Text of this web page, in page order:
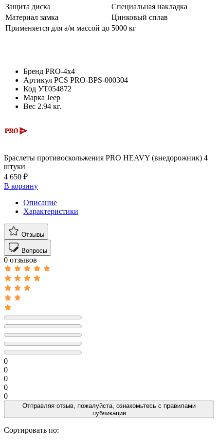
Защита диска
Специальная накладка
Материал замка
Цинковый сплав
Применяется для а/м массой до 5000 кг
Бренд PRO-4x4
Артикул PCS PRO-BPS-000304
Код УТ054872
Марка Jeep
Вес 2.94 кг.
Браслеты противоскольжения PRO HEAVY (внедорожник) 4
штуки
4 650 ₽
В корзину
Описание
Характеристики
Отзывы
Вопросы
0 отзывов
0
0
0
0
0
Отправляя отзыв, пожалуйста, ознакомьтесь с правилами
публикации
Сортировать по: